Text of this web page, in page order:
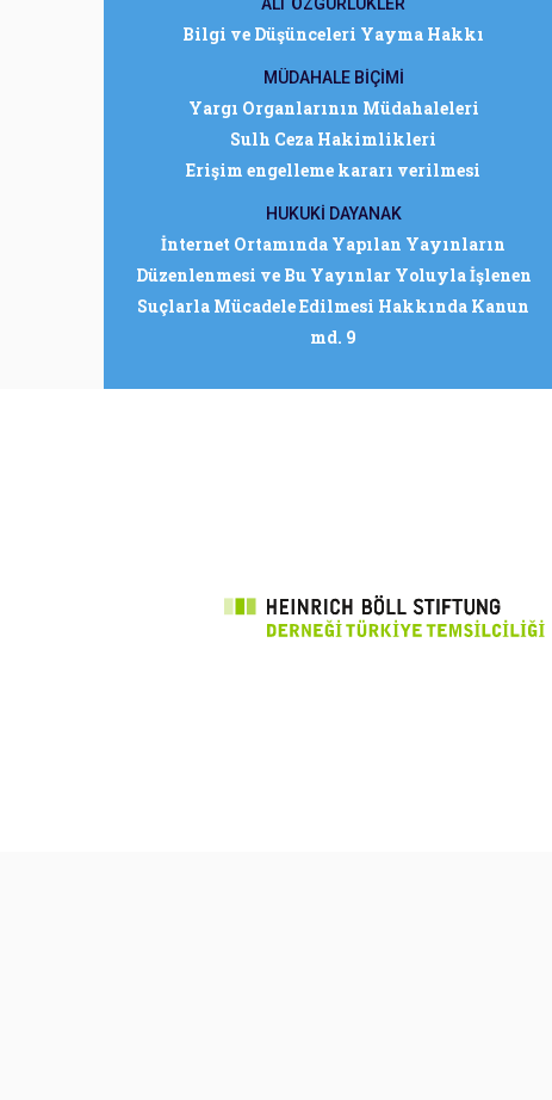
Bilgi ve Düşünceleri Yayma Hakkı
MÜDAHALE BİÇİMİ
Yargı Organlarının Müdahaleleri
Sulh Ceza Hakimlikleri
Erişim engelleme kararı verilmesi
HUKUKİ DAYANAK
İnternet Ortamında Yapılan Yayınların
Düzenlenmesi ve Bu Yayınlar Yoluyla İşlenen
Suçlarla Mücadele Edilmesi Hakkında Kanun
md. 9